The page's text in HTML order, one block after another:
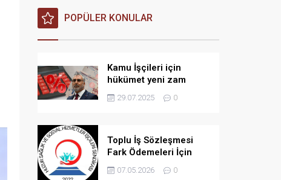
POPÜLER KONULAR
Kamu İşçileri için
hükümet yeni zam
teklifi verdi iddiası!
29.07.2025 0
Toplu İş Sözleşmesi
Fark Ödemeleri İçin
Açılan Davada Yeni
Gelişme: Bilirkişi
07.05.2026 0